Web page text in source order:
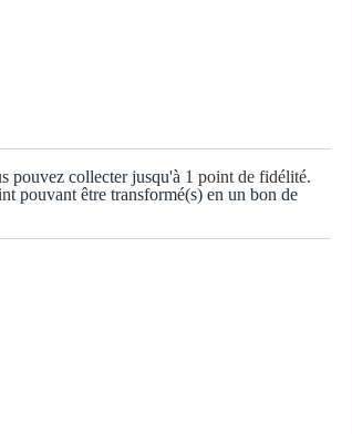
pouvez collecter jusqu'à 1 point de fidélité.
pouvant être transformé(s) en un bon de